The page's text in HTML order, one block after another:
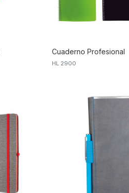
Cuaderno Profesional
HL 2900